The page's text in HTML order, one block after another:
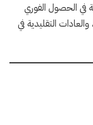
في الحصول الفوري
التقليدية في